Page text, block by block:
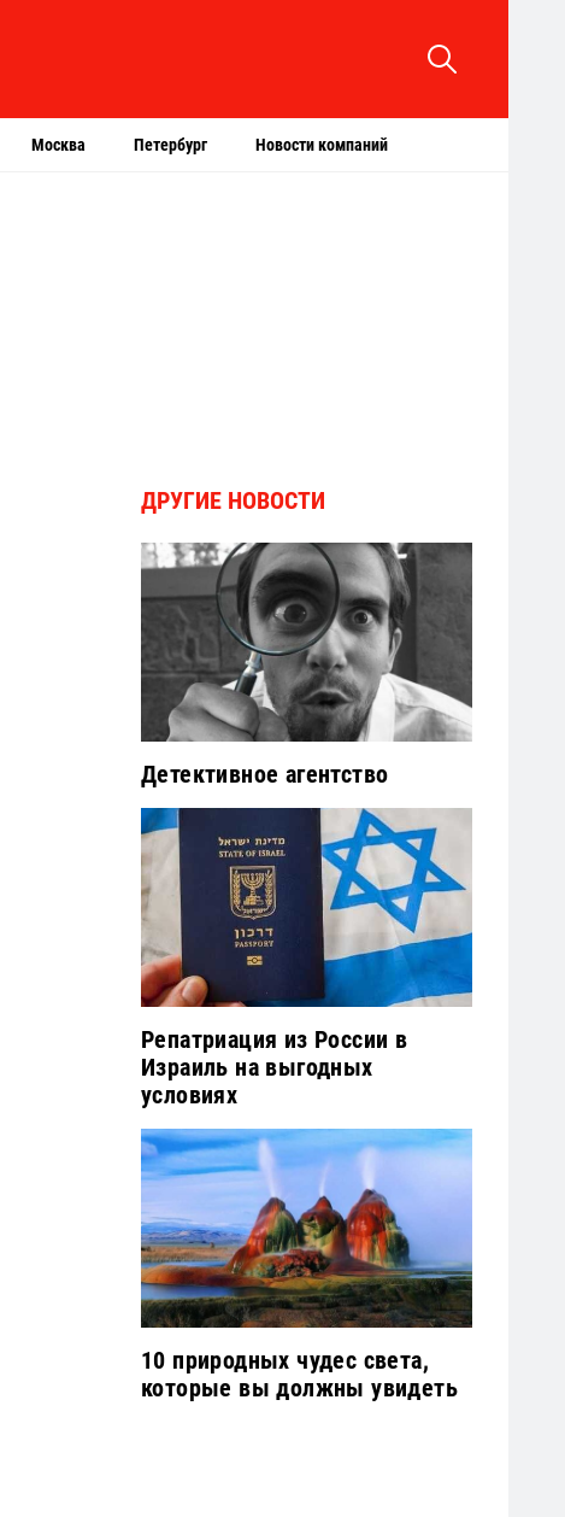
Москва Петербург Новости компаний
ДРУГИЕ НОВОСТИ
Детективное агентство
Репатриация из России в
Израиль на выгодных
условиях
10 природных чудес света,
которые вы должны увидеть